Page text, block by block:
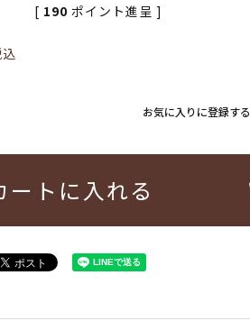
[ 190 ポイント進呈 ]
お気に入りに登録する
ートに入れる